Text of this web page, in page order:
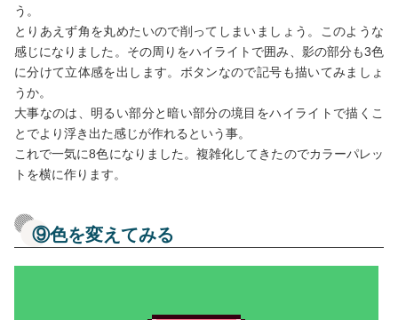
う。
とりあえず角を丸めたいので削ってしまいましょう。このような
感じになりました。その周りをハイライトで囲み、影の部分も3色
に分けて立体感を出します。ボタンなので記号も描いてみましょ
うか。
大事なのは、明るい部分と暗い部分の境目をハイライトで描くこ
とでより浮き出た感じが作れるという事。
これで一気に8色になりました。複雑化してきたのでカラーパレッ
トを横に作ります。
⑨色を変えてみる